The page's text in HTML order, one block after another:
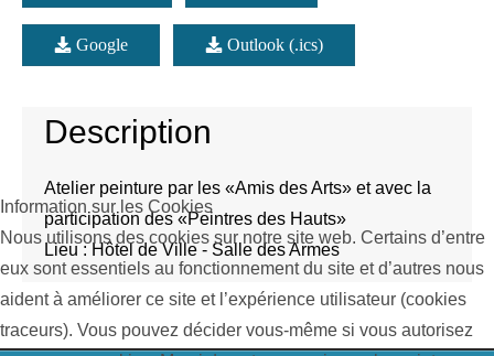
Google Outlook (.ics)
Description
Atelier peinture par les «Amis des Arts» et avec la
participation des «Peintres des Hauts»
Lieu : Hôtel de Ville - Salle des Armes
Information sur les Cookies
Nous utilisons des cookies sur notre site web. Certains d’entre
eux sont essentiels au fonctionnement du site et d’autres nous
aident à améliorer ce site et l’expérience utilisateur (cookies
traceurs). Vous pouvez décider vous-même si vous autorisez